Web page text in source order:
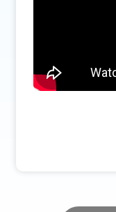
プレスリリース